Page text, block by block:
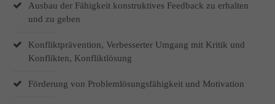
Ausbau der Fähigkeit konstruktives Feedback zu erhalten
und zu geben
Konfliktprävention, Verbesserter Umgang mit Kritik und
Konflikten, Konfliktlösung
Förderung von Problemlösungsfähigkeit und Motivation